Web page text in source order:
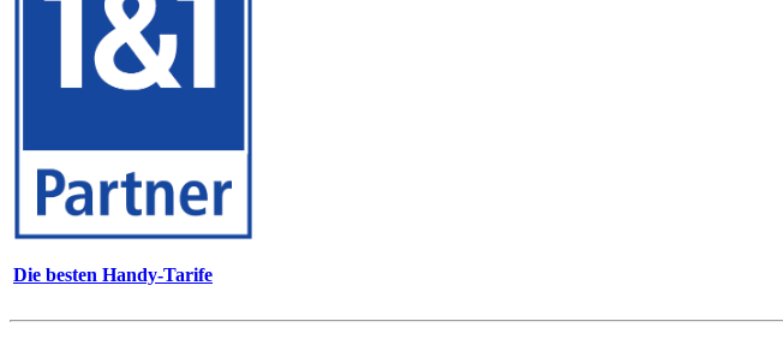
Die besten Handy-Tarife